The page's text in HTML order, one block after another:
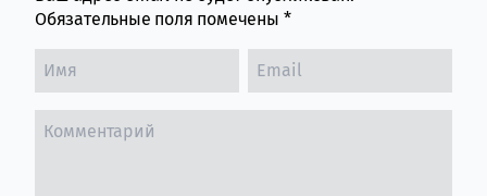
Обязательные поля помечены *